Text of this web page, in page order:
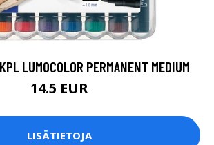
LUMOCOLOR PERMANENT MEDIUM
14.5 EUR
LISÄTIETOJA